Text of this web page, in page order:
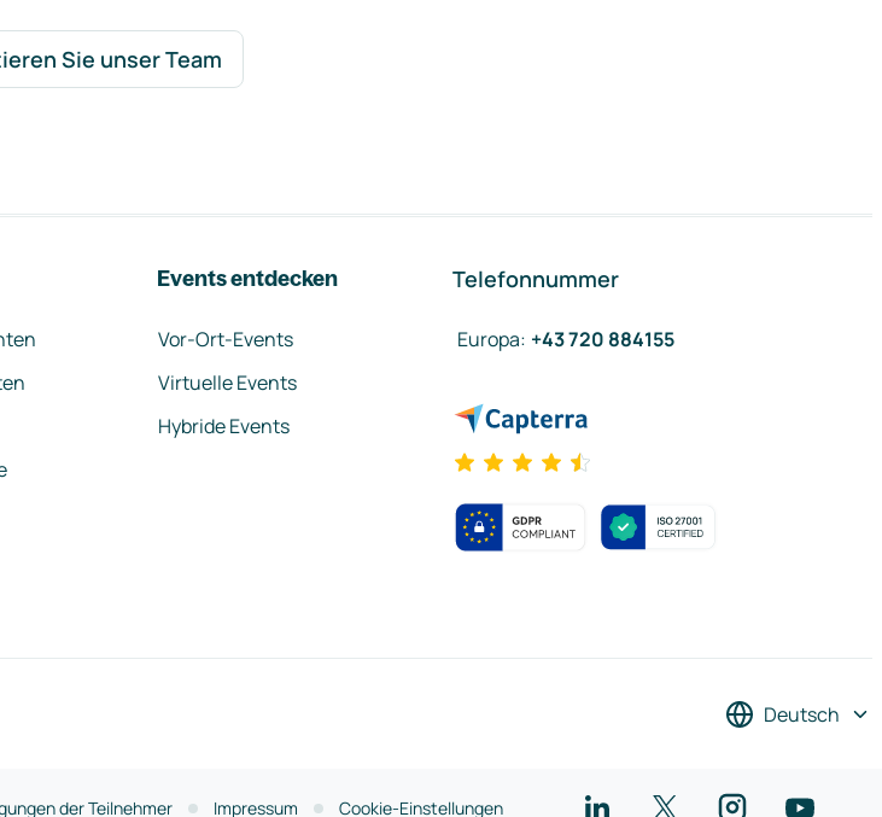
Sie unser Team
Events entdecken
Vor-Ort-Events
Virtuelle Events
Hybride Events
Telefonnummer
Europa: +43 720 884155
Deutsch
der Teilnehmer Impressum Cookie-Einstellungen